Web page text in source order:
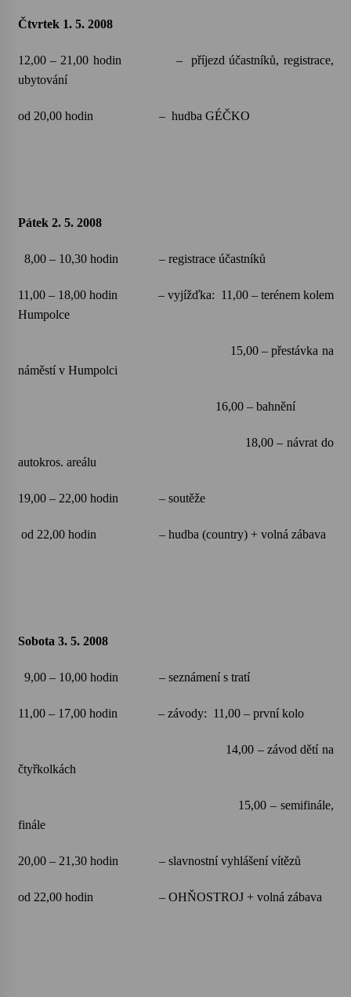
Letní koncerty ve Stromovce: Kolchoz a
17. 7. 2026
Varhanní recitál Michala Novenka v Klášteře
30. 6. 2026
Čtvrtek 1. 5. 2008
12,00 – 21,00 hodin –
příjezd účastníků, registrace,
ubytování
od 20,00 hodin – hudba GÉČKO
Pátek 2. 5. 2008
8,00 – 10,30 hodin – registrace účastníků
11,00 – 18,00 hodin – vyjížďka: 11,00 – terénem kolem
Humpolce
15,00 – přestávka na
náměstí v Humpolci
16,00 – bahnění
18,00 – návrat do
autokros. areálu
19,00 – 22,00 hodin – soutěže
od 22,00 hodin – hudba (country) + volná zábava
Sobota 3. 5. 2008
9,00 – 10,00 hodin – seznámení s tratí
11,00 – 17,00 hodin – závody: 11,00 – první kolo
14,00 – závod dětí na
čtyřkolkách
15,00 – semifinále,
finále
20,00 – 21,30 hodin – slavnostní vyhlášení vítězů
od 22,00 hodin – OHŇOSTROJ + volná zábava